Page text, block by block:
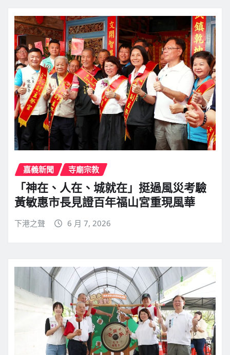
嘉義新聞 寺廟宗教
「神在、人在、城就在」挺過風災考驗
黃敏惠市長見證百年福山宮重現風華
下港之聲 6 月 7, 2026